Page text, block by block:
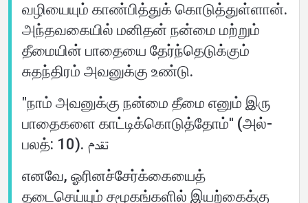
வழியையும் காண்பித்துக் கொடுத்துள்ளான்.
அந்தவகையில் மனிதன் நன்மை மற்றும்
தீமையின் பாதையை தேர்ந்தெடுக்கும்
சுதந்திரம் அவனுக்கு உண்டு.
"நாம் அவனுக்கு நன்மை தீமை எனும் இரு
பாதைகளை காட்டிக்கொடுத்தோம்'' (அல்-
பலத்: 10). تقدم
எனவே, ஓரினச்சேர்க்கையைத்
தடைசெய்யும் சமூகங்களில் இயற்கைக்கு